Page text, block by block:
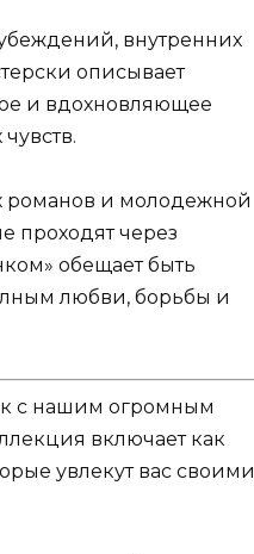
внутренних
описывает
и вдохновляющее
романов и молодежной
проходят через
обещает быть
любви, борьбы и
с нашим огромным
включает как
увлекут вас своими